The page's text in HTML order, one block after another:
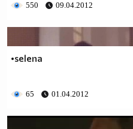
550 09.04.2012
•selena
65 01.04.2012